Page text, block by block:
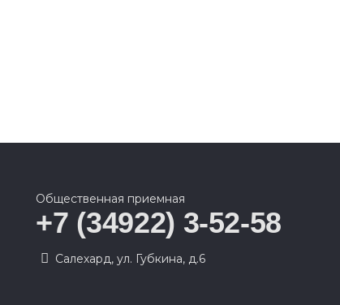
Общественная приемная
+7 (34922) 3-52-58
Салехард, ул. Губкина, д.6